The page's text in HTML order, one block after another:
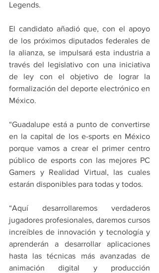
Legends.
El candidato añadió que, con el apoyo
de los próximos diputados federales de
la alianza, se impulsará esta industria a
través del legislativo con una iniciativa
de ley con el objetivo de lograr la
formalización del deporte electrónico en
México.
“Guadalupe está a punto de convertirse
en la capital de los e-sports en México
porque vamos a crear el primer centro
público de esports con las mejores PC
Gamers y Realidad Virtual, las cuales
estarán disponibles para todas y todos.
“Aquí desarrollaremos verdaderos
jugadores profesionales, daremos cursos
increíbles de innovación y tecnología y
aprenderán a desarrollar aplicaciones
hasta las técnicas más avanzadas de
animación digital y producción